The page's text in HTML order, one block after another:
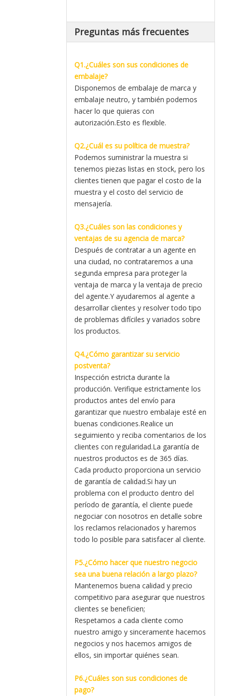
Preguntas más frecuentes
Q1.¿Cuáles son sus condiciones de
embalaje?
Disponemos de embalaje de marca y
embalaje neutro, y también podemos
hacer lo que quieras con
autorización.Esto es flexible.
Q2.¿Cuál es su política de muestra?
Podemos suministrar la muestra si
tenemos piezas listas en stock, pero los
clientes tienen que pagar el costo de la
muestra y el costo del servicio de
mensajería.
Q3.¿Cuáles son las condiciones y
ventajas de su agencia de marca?
Después de contratar a un agente en
una ciudad, no contrataremos a una
segunda empresa para proteger la
ventaja de marca y la ventaja de precio
del agente.Y ayudaremos al agente a
desarrollar clientes y resolver todo tipo
de problemas difíciles y variados sobre
los productos.
Q4.¿Cómo garantizar su servicio
postventa?
Inspección estricta durante la
producción. Verifique estrictamente los
productos antes del envío para
garantizar que nuestro embalaje esté en
buenas condiciones.Realice un
seguimiento y reciba comentarios de los
clientes con regularidad.La garantía de
nuestros productos es de 365 días.
Cada producto proporciona un servicio
de garantía de calidad.Si hay un
problema con el producto dentro del
período de garantía, el cliente puede
negociar con nosotros en detalle sobre
los reclamos relacionados y haremos
todo lo posible para satisfacer al cliente.
P5.¿Cómo hacer que nuestro negocio
sea una buena relación a largo plazo?
Mantenemos buena calidad y precio
competitivo para asegurar que nuestros
clientes se beneficien;
Respetamos a cada cliente como
nuestro amigo y sinceramente hacemos
negocios y nos hacemos amigos de
ellos, sin importar quiénes sean.
P6.¿Cuáles son sus condiciones de
pago?